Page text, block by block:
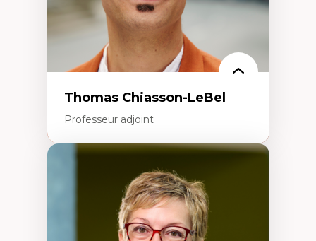
Thomas Chiasson-LeBel
Professeur adjoint
Théories du développement
Économie politique comparée
Élites économiques
Sociologie économique
Extractivisme